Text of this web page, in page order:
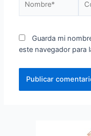
Guarda mi
este navegador para